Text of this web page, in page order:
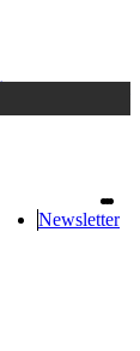
oppure registrati
Newsletter